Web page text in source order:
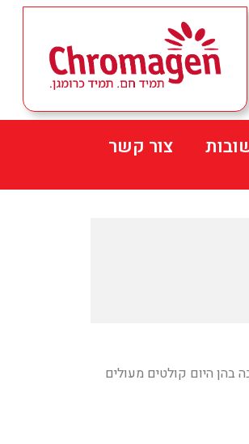
צור קשר
בהן היום קולטים מעולים